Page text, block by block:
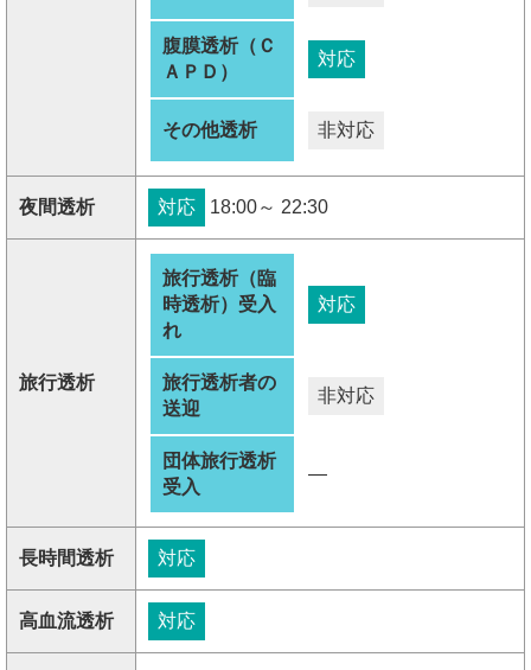
腹膜透析（Ｃ
ＡＰＤ）
対応
その他透析 非対応
夜間透析 対応 18:00～ 22:30
旅行透析
旅行透析（臨
時透析）受入
れ
対応
旅行透析者の
送迎
非対応
団体旅行透析
受入
―
長時間透析 対応
高血流透析 対応